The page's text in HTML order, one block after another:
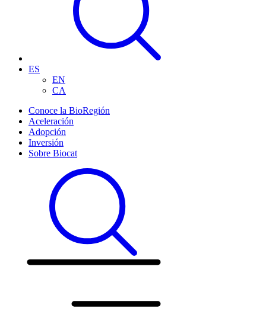
ES
EN
CA
Conoce la BioRegión
Aceleración
Adopción
Inversión
Sobre Biocat